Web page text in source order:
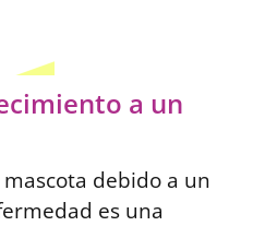
a un
debido a un
es una